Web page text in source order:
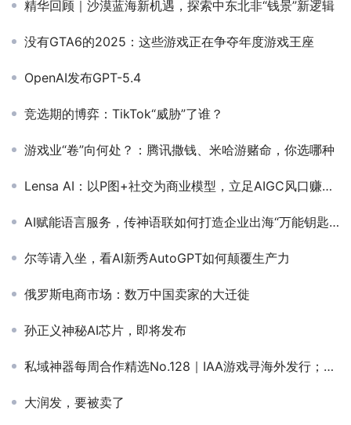
精华回顾｜沙漠蓝海新机遇，探索中东北非“钱景”新逻辑
没有GTA6的2025：这些游戏正在争夺年度游戏王座
OpenAI发布GPT-5.4
竞选期的博弈：TikTok“威胁”了谁？
游戏业“卷”向何处？：腾讯撒钱、米哈游赌命，你选哪种
Lensa AI：以P图+社交为商业模型，立足AIGC风口赚快钱
AI赋能语言服务，传神语联如何打造企业出海“万能钥匙”？
尔等请入坐，看AI新秀AutoGPT如何颠覆生产力
俄罗斯电商市场：数万中国卖家的大迁徙
孙正义神秘AI芯片，即将发布
私域神器每周合作精选No.128｜IAA游戏寻海外发行；区块链游戏项目寻海外发行；寻一手FB/谷歌实力代投；欧美AI工具网站寻合作
大润发，要被卖了